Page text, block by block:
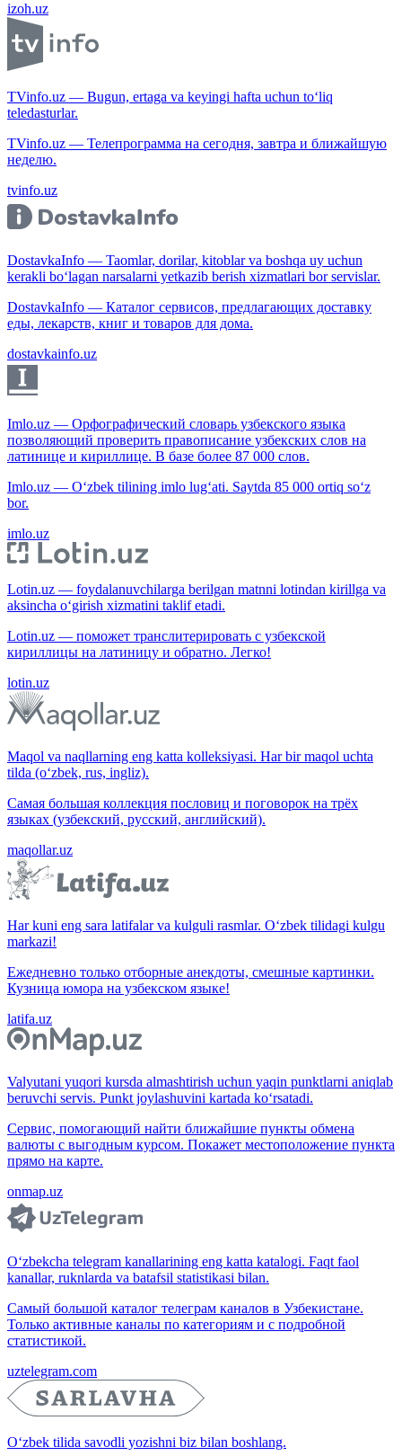
izoh.uz
TVinfo.uz — Bugun, ertaga va keyingi hafta uchun to‘liq
teledasturlar.
TVinfo.uz — Телепрограмма на сегодня, завтра и ближайшую
неделю.
tvinfo.uz
DostavkaInfo — Taomlar, dorilar, kitoblar va boshqa uy uchun
kerakli bo‘lagan narsalarni yetkazib berish xizmatlari bor servislar.
DostavkaInfo — Каталог сервисов, предлагающих доставку
еды, лекарств, книг и товаров для дома.
dostavkainfo.uz
Imlo.uz — Орфографический словарь узбекского языка
позволяющий проверить правописание узбекских слов на
латинице и кириллице. В базе более 87 000 слов.
Imlo.uz — O‘zbek tilining imlo lug‘ati. Saytda 85 000 ortiq so‘z
bor.
imlo.uz
Lotin.uz — foydalanuvchilarga berilgan matnni lotindan kirillga va
aksincha o‘girish xizmatini taklif etadi.
Lotin.uz — поможет транслитерировать с узбекской
кириллицы на латиницу и обратно. Легко!
lotin.uz
Maqol va naqllarning eng katta kolleksiyasi. Har bir maqol uchta
tilda (o‘zbek, rus, ingliz).
Самая большая коллекция пословиц и поговорок на трёх
языках (узбекский, русский, английский).
maqollar.uz
Har kuni eng sara latifalar va kulguli rasmlar. O‘zbek tilidagi kulgu
markazi!
Ежедневно только отборные анекдоты, смешные картинки.
Кузница юмора на узбекском языке!
latifa.uz
Valyutani yuqori kursda almashtirish uchun yaqin punktlarni aniqlab
beruvchi servis. Punkt joylashuvini kartada ko‘rsatadi.
Сервис, помогающий найти ближайшие пункты обмена
валюты с выгодным курсом. Покажет местоположение пункта
прямо на карте.
onmap.uz
O‘zbekcha telegram kanallarining eng katta katalogi. Faqt faol
kanallar, ruknlarda va batafsil statistikasi bilan.
Самый большой каталог телеграм каналов в Узбекистане.
Только активные каналы по категориям и с подробной
статистикой.
uztelegram.com
O‘zbek tilida savodli yozishni biz bilan boshlang.